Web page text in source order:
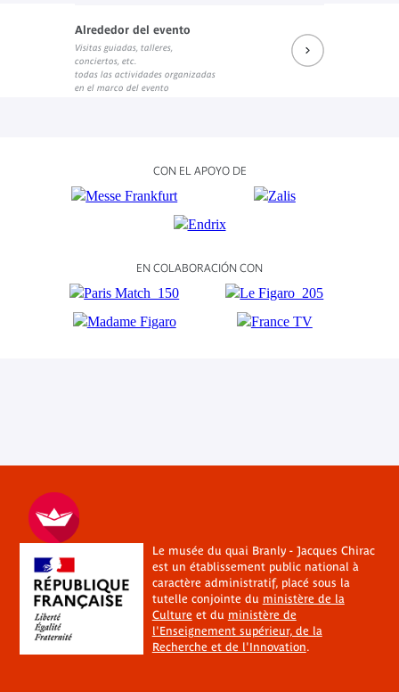
Alrededor del evento
Visitas guiadas, talleres,
conciertos, etc.
todas las actividades organizadas
en el marco del evento
CON EL APOYO DE
EN COLABORACIÓN CON
Le musée du quai Branly - Jacques Chirac
est un établissement public national à
caractère administratif, placé sous la
tutelle conjointe du ministère de la
Cultureet du ministère de
l'Enseignement supérieur, de la
Recherche et de l'Innovation.